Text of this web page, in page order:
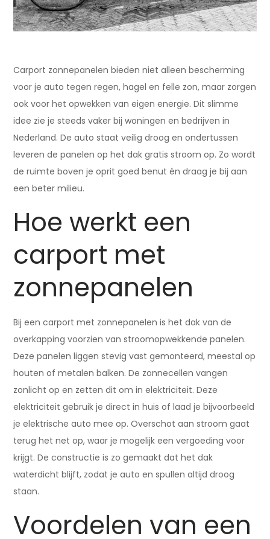
Carport zonnepanelen bieden niet alleen bescherming
voor je auto tegen regen, hagel en felle zon, maar zorgen
ook voor het opwekken van eigen energie. Dit slimme
idee zie je steeds vaker bij woningen en bedrijven in
Nederland. De auto staat veilig droog en ondertussen
leveren de panelen op het dak gratis stroom op. Zo wordt
de ruimte boven je oprit goed benut én draag je bij aan
een beter milieu.
Hoe werkt een
carport met
zonnepanelen
Bij een carport met zonnepanelen is het dak van de
overkapping voorzien van stroomopwekkende panelen.
Deze panelen liggen stevig vast gemonteerd, meestal op
houten of metalen balken. De zonnecellen vangen
zonlicht op en zetten dit om in elektriciteit. Deze
elektriciteit gebruik je direct in huis of laad je bijvoorbeeld
je elektrische auto mee op. Overschot aan stroom gaat
terug het net op, waar je mogelijk een vergoeding voor
krijgt. De constructie is zo gemaakt dat het dak
waterdicht blijft, zodat je auto en spullen altijd droog
staan.
Voordelen van een